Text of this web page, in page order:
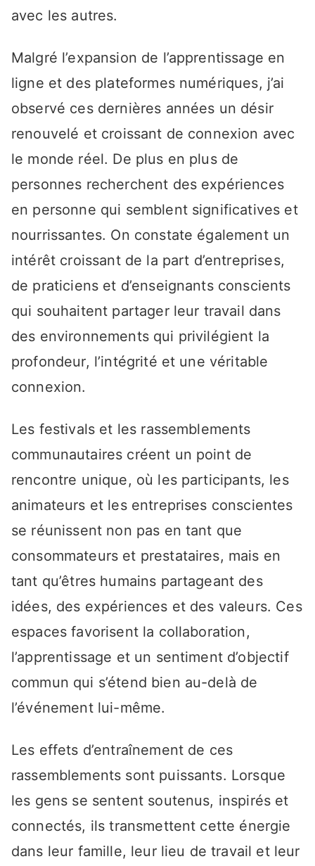
avec les autres.
Malgré l’expansion de l’apprentissage en
ligne et des plateformes numériques, j’ai
observé ces dernières années un désir
renouvelé et croissant de connexion avec
le monde réel. De plus en plus de
personnes recherchent des expériences
en personne qui semblent significatives et
nourrissantes. On constate également un
intérêt croissant de la part d’entreprises,
de praticiens et d’enseignants conscients
qui souhaitent partager leur travail dans
des environnements qui privilégient la
profondeur, l’intégrité et une véritable
connexion.
Les festivals et les rassemblements
communautaires créent un point de
rencontre unique, où les participants, les
animateurs et les entreprises conscientes
se réunissent non pas en tant que
consommateurs et prestataires, mais en
tant qu’êtres humains partageant des
idées, des expériences et des valeurs. Ces
espaces favorisent la collaboration,
l’apprentissage et un sentiment d’objectif
commun qui s’étend bien au-delà de
l’événement lui-même.
Les effets d’entraînement de ces
rassemblements sont puissants. Lorsque
les gens se sentent soutenus, inspirés et
connectés, ils transmettent cette énergie
dans leur famille, leur lieu de travail et leur